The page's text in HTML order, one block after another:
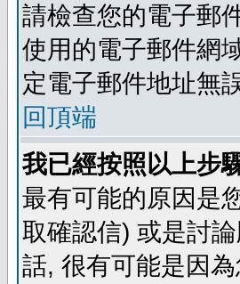
請檢查您的電子郵
使用的電子郵件網
定電子郵件地址無
回頂端
我已經按照以上步
最有可能的原因是
取確認信) 或是討
話, 很有可能是因